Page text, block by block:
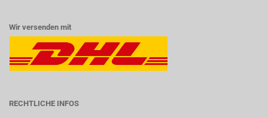
Wir versenden mit
RECHTLICHE INFOS